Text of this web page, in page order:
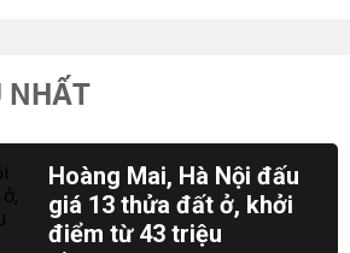
Hoàng Mai, Hà Nội đấu
giá 13 thửa đất ở, khởi
điểm từ 43 triệu